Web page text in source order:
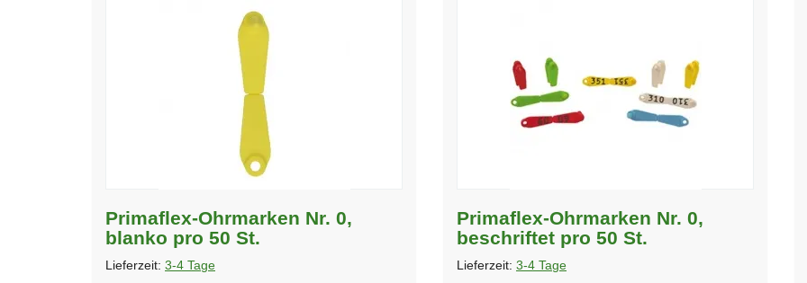
Primaflex-Ohrmarken Nr. 0,
blanko pro 50 St.
Lieferzeit: 3-4 Tage
Primaflex-Ohrmarken Nr. 0,
beschriftet pro 50 St.
Lieferzeit: 3-4 Tage